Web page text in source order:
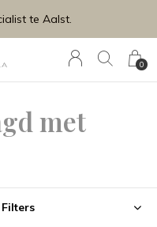
0
te Aalst.
met
Filters